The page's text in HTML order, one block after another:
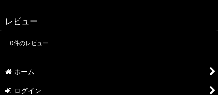
レビュー
0件のレビュー
ホーム
ログイン